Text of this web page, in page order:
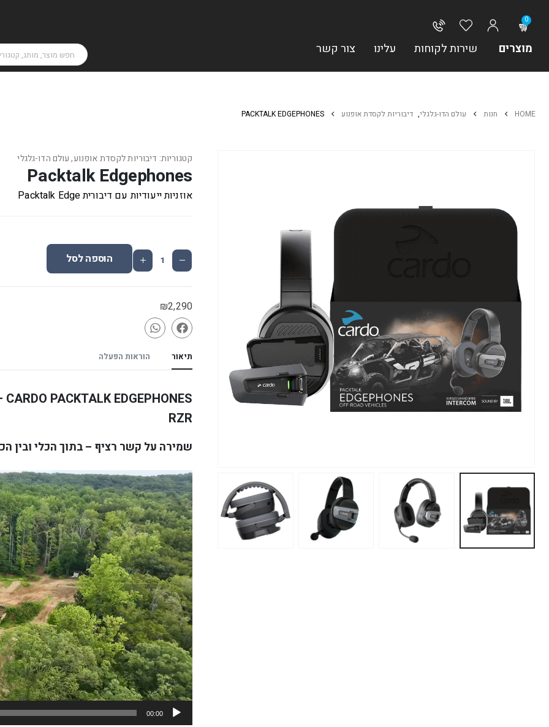
0
מוצרים שירות לקוחות עלינו צור קשר
HOME חנות עולם הדו-גלגלי, דיבוריות לקסדת אופנוע PACKTALK EDGEPHONES
קטגוריות: דיבוריות לקסדת אופנוע,עולם הדו-גלגלי
Packtalk Edgephones
אוזניות ייעודיות עם דיבורית Packtalk Edge
₪2,290
הוספה לסל
תיאור הוראות הפעלה
RZR
שמירה על קשר רציף – בתוך הכלי ובין
נגן
וידאו
00:00